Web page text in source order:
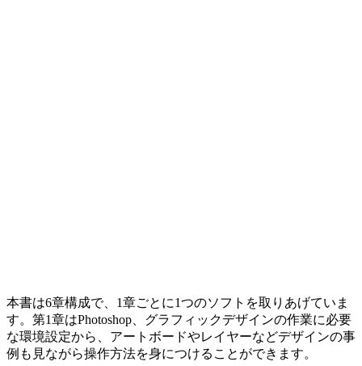
本書は6章構成で、1章ごとに1つのソフトを取りあげていま
す。第1章はPhotoshop、グラフィックデザインの作業に必要
な環境設定から、アートボードやレイヤーなどデザインの事
例も見ながら操作方法を身につけることができます。